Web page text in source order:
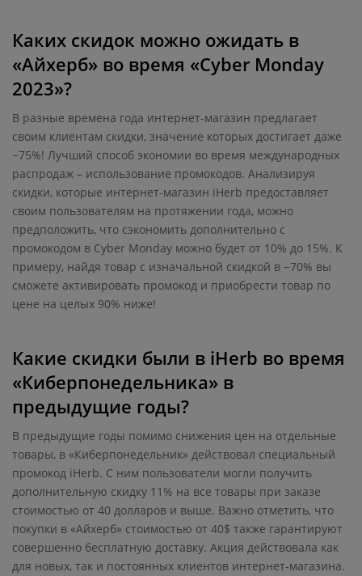
Каких скидок можно ожидать в
«Айхерб» во время «Cyber Monday
2023»?
В разные времена года интернет-магазин предлагает
своим клиентам скидки, значение которых достигает даже
−75%! Лучший способ экономии во время международных
распродаж – использование промокодов. Анализируя
скидки, которые интернет-магазин iHerb предоставляет
своим пользователям на протяжении года, можно
предположить, что сэкономить дополнительно с
промокодом в Cyber Monday можно будет от 10% до 15%. К
примеру, найдя товар с изначальной скидкой в −70% вы
сможете активировать промокод и приобрести товар по
цене на целых 90% ниже!
Какие скидки были в iHerb во время
«Киберпонедельника» в
предыдущие годы?
В предыдущие годы помимо снижения цен на отдельные
товары, в «Киберпонедельник» действовал специальный
промокод iHerb. С ним пользователи могли получить
дополнительную скидку 11% на все товары при заказе
стоимостью от 40 долларов и выше. Важно отметить, что
покупки в «Айхерб» стоимостью от 40$ также гарантируют
совершенно бесплатную доставку. Акция действовала как
для новых, так и постоянных клиентов интернет-магазина.